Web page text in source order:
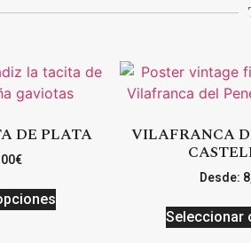
DE PLATA
€
VILAFRANCA
Desde:
Seleccionar